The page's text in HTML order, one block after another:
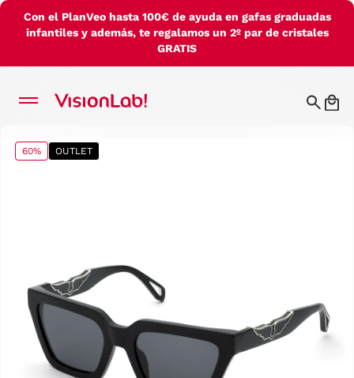
Con el PlanVeo hasta 100€ de ayuda en gafas graduadas
infantiles y además, te regalamos un 2º par de cristales
GRATIS
60% OUTLET